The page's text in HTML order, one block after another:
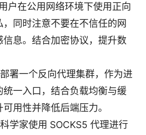
户在公用网络环境下使用正向
，同时注意不要在不信任的网
信息。结合加密协议，提升数
署一个反向代理集群，作为进
统一入口，结合负载均衡与缓
用性并降低后端压力。
学家使用 SOCKS5 代理进行